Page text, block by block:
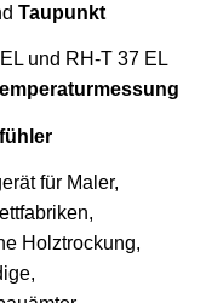
Taupunkt
und RH-T 37 EL
für Maler,
Holztrockung,